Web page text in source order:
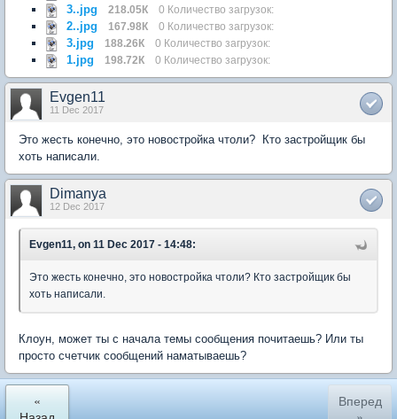
3..jpg 218.05К 0 Количество загрузок:
2..jpg 167.98К 0 Количество загрузок:
3.jpg 188.26К 0 Количество загрузок:
1.jpg 198.72К 0 Количество загрузок:
Evgen11
11 Dec 2017
Это жесть конечно, это новостройка чтоли? Кто застройщик бы
хоть написали.
Dimanya
12 Dec 2017
Evgen11, on 11 Dec 2017 - 14:48:
Это жесть конечно, это новостройка чтоли? Кто застройщик бы
хоть написали.
Клоун, может ты с начала темы сообщения почитаешь? Или ты
просто счетчик сообщений наматываешь?
«
Вперед